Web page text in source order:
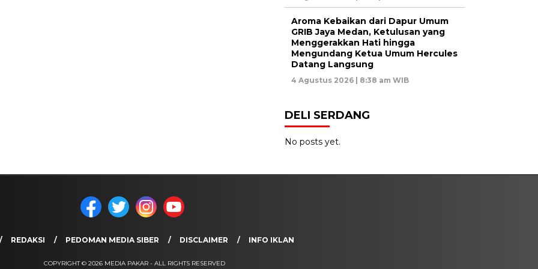
Aroma Kebaikan dari Dapur Umum
GRIB Jaya Medan, Ketulusan yang
Menggerakkan Hati hingga
Mengundang Ketua Umum Hercules
Datang Langsung
4 Agustus 2026 | 8:38 am WIB
DELI SERDANG
No posts yet.
REDAKSI PEDOMAN MEDIA SIBER DISCLAIMER INFO IKLAN
COPYRIGHT © 2026 MEDIA PAKAR - ALL RIGHTS RESERVED